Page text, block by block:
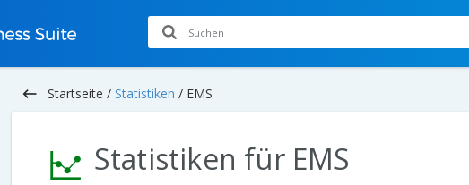
keyboard_backspace Startseite / Statistiken / EMS
Statistiken für EMS